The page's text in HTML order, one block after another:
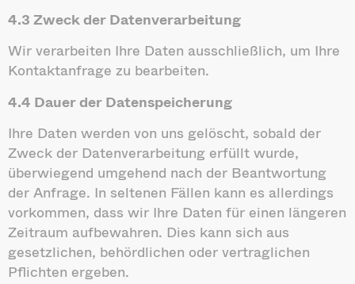
4.3 Zweck der Datenverarbeitung
Wir verarbeiten Ihre Daten ausschließlich, um Ihre
Kontaktanfrage zu bearbeiten.
4.4 Dauer der Datenspeicherung
Ihre Daten werden von uns gelöscht, sobald der
Zweck der Datenverarbeitung erfüllt wurde,
überwiegend umgehend nach der Beantwortung
der Anfrage. In seltenen Fällen kann es allerdings
vorkommen, dass wir Ihre Daten für einen längeren
Zeitraum aufbewahren. Dies kann sich aus
gesetzlichen, behördlichen oder vertraglichen
Pflichten ergeben.